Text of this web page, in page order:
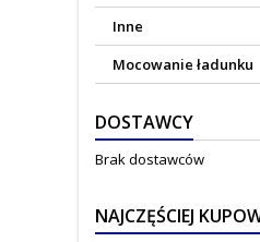
Inne
Mocowanie ładunku
DOSTAWCY
Brak dostawców
NAJCZĘŚCIEJ